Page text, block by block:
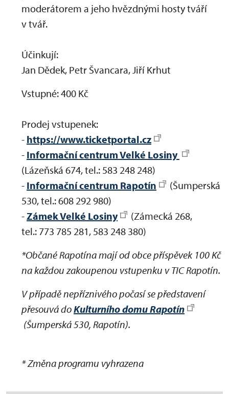
moderátorem a jeho hvězdnými hosty tváří
v tvář.
Účinkují:
Jan Dědek, Petr Švancara, Jiří Krhut
Vstupné: 400 Kč
Prodej vstupenek:
- https://www.ticketportal.cz
- Informační centrum Velké Losiny
(Lázeňská 674, tel.: 583 248 248)
- Informační centrum Rapotín
(Šumperská
530, tel.: 608 292 980)
-Zámek Velké Losiny
(Zámecká 268,
tel.: 773 785 281, 583 248 380)
*Občané Rapotína mají od obce příspěvek 100 Kč
na každou zakoupenou vstupenku v TIC Rapotín.
V případě nepříznivého počasí se představení
přesouvá doKulturního domu Rapotín
(Šumperská 530, Rapotín).
* Změna programu vyhrazena